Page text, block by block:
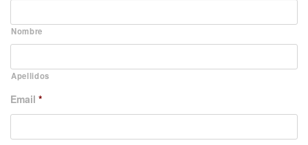
Nombre
Apellidos
Email *